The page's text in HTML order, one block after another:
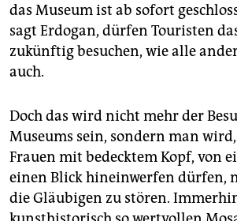
das Museum ist ab sofort
sagt Erdogan, dürfen Touristen
zukünftig besuchen, wie alle
auch.
Doch das wird nicht mehr der
Museums sein, sondern man
Frauen mit bedecktem Kopf, von
einen Blick hineinwerfen dürfen,
die Gläubigen zu stören.